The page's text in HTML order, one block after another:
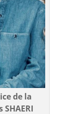
de la